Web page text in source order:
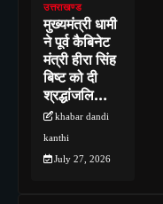
उत्तराखण्ड
मुख्यमंत्री धामी
ने पूर्व कैबिनेट
मंत्री हीरा सिंह
बिष्ट को दी
श्रद्धांजलि…
khabar dandi
kanthi
July 27, 2026